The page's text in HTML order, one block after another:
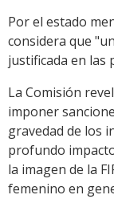
Por el estado
considera que
justificada en las
La Comisión
imponer
gravedad de los
profundo
la imagen de la
femenino en